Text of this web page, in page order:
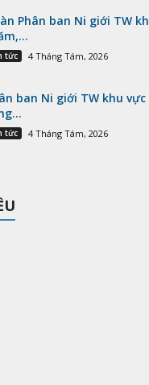
Phân ban Ni giới TW
tức 4 Tháng Tám, 2026
ban Ni giới TW khu
tức 4 Tháng Tám, 2026